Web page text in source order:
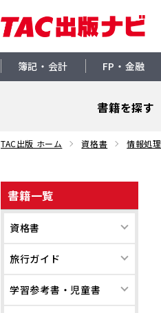
簿記・会計 FP・金融
書籍を探す
TAC出版 ホーム 資格書 情報処
書籍一覧
資格書
旅行ガイド
学習参考書・児童書